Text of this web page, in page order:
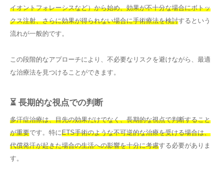
イオントフォレーシスなど）から始め、効果が不十分な場合にボトッ
クス注射、さらに効果が得られない場合に手術療法を検討するという
流れが一般的です。
この段階的なアプローチにより、不必要なリスクを避けながら、最適
な治療法を見つけることができます。
⏳ 長期的な視点での判断
多汗症治療は、目先の効果だけでなく、長期的な視点で判断すること
が重要です。特にETS手術のような不可逆的な治療を受ける場合は、
代償発汗が起きた場合の生活への影響を十分に考慮する必要がありま
す。